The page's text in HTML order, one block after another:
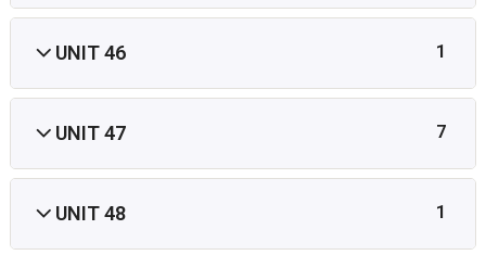
UNIT 46 1
UNIT 47 7
UNIT 48 1